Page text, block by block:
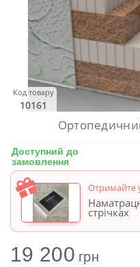
Код товару
10161
Доступний до
замовлення
Отримайте
стрічках
19 200грн